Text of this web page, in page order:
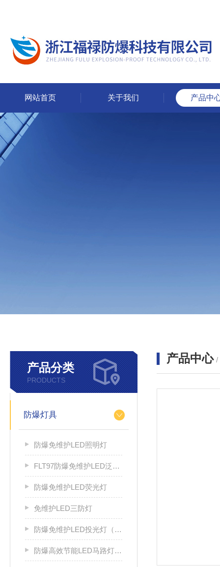
网站首页 关于我们 产品中
产品分类
PRODUCTS
防爆灯具
防爆免维护LED照明灯
FLT97防爆免维护LED泛光灯
防爆免维护LED荧光灯
免维护LED三防灯
防爆免维护LED投光灯（IIC）
防爆高效节能LED马路灯（IIC）
产品中心 /